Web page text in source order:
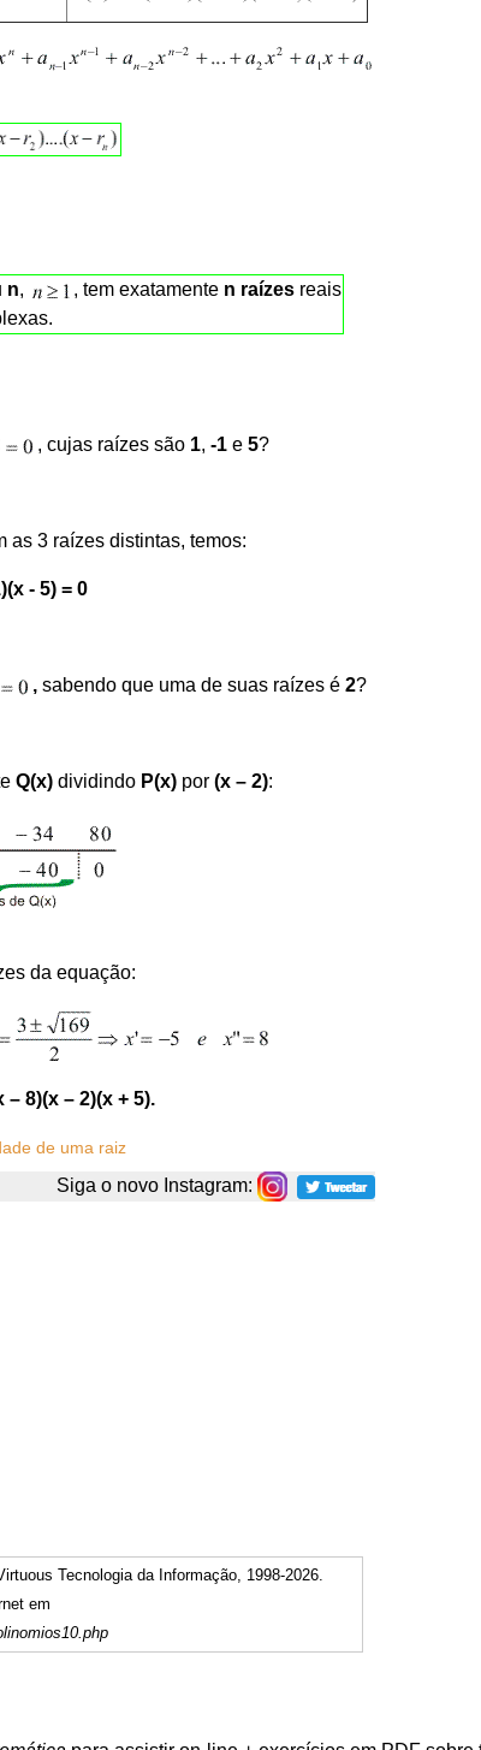
n, , tem exatamente n raízesreais
, cujas raízes são 1, -1 e 5?
as 3 raízes distintas, temos:
- 5) = 0
, sabendo que uma de suas raízes é 2?
Q(x) dividindo P(x) por (x – 2):
da equação:
– 8)(x – 2)(x + 5).
de uma raiz
Siga o novo Instagram:
Tecnologia da Informação, 1998-2026.
em